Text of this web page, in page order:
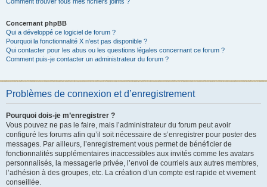
Concernant phpBB
Qui a développé ce logiciel de forum ?
Pourquoi la fonctionnalité X n’est pas disponible ?
Qui contacter pour les abus ou les questions légales concernant ce forum ?
Comment puis-je contacter un administrateur du forum ?
Problèmes de connexion et d’enregistrement
Pourquoi dois-je m’enregistrer ?
Vous pouvez ne pas le faire, mais l’administrateur du forum peut avoir
configuré les forums afin qu’il soit nécessaire de s’enregistrer pour poster des
messages. Par ailleurs, l’enregistrement vous permet de bénéficier de
fonctionnalités supplémentaires inaccessibles aux invités comme les avatars
personnalisés, la messagerie privée, l’envoi de courriels aux autres membres,
l’adhésion à des groupes, etc. La création d’un compte est rapide et vivement
conseillée.